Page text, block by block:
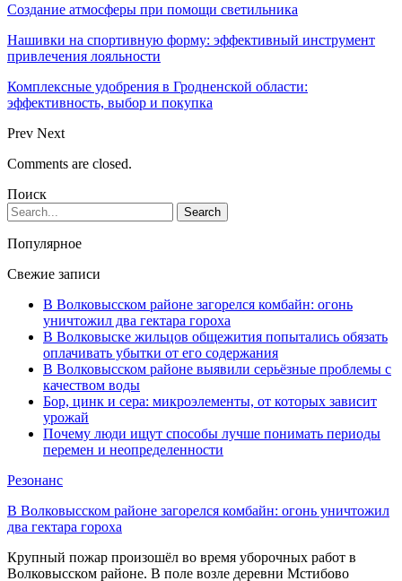
Создание атмосферы при помощи светильника
Нашивки на спортивную форму: эффективный инструмент
привлечения лояльности
Комплексные удобрения в Гродненской области:
эффективность, выбор и покупка
Prev Next
Comments are closed.
Поиск
Популярное
Свежие записи
В Волковысском районе загорелся комбайн: огонь
уничтожил два гектара гороха
В Волковыске жильцов общежития попытались обязать
оплачивать убытки от его содержания
В Волковысском районе выявили серьёзные проблемы с
качеством воды
Бор, цинк и сера: микроэлементы, от которых зависит
урожай
Почему люди ищут способы лучше понимать периоды
перемен и неопределенности
Резонанс
В Волковысском районе загорелся комбайн: огонь уничтожил
два гектара гороха
Крупный пожар произошёл во время уборочных работ в
Волковысском районе. В поле возле деревни Мстибово